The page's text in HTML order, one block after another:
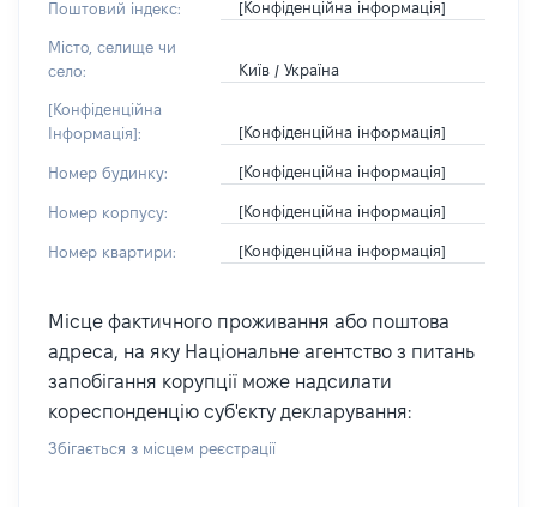
Поштовий індекс: [Конфіденційна інформація]
Місто, селище чи
село:
Київ / Україна
[Конфіденційна
Інформація]:
[Конфіденційна інформація]
Номер будинку: [Конфіденційна інформація]
Номер корпусу: [Конфіденційна інформація]
Номер квартири: [Конфіденційна інформація]
Місце фактичного проживання або поштова
адреса, на яку Національне агентство з питань
запобігання корупції може надсилати
кореспонденцію суб'єкту декларування:
Збігається з місцем реєстрації